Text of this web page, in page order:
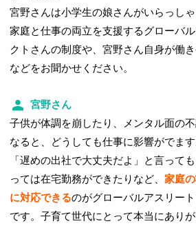
宮野さんは小学生の娘さんがいらっしゃ
家庭と仕事の両立を支援するグローバ
クトさんの制度や、宮野さん自身が働
などをお聞かせください。
宮野さん
子供が体調を崩したり、メンタル面の
なると、どうしても仕事に影響がでま
「遅めの出社で大丈夫だよ」と言って
っては在宅勤務ができたりなど、家庭
に対応できるのがグローバルアスリー
です。子育て世代にとって本当にあり